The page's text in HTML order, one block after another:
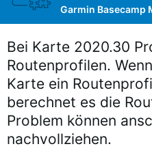
Garmin Basecamp
Bei Karte 2020.30
Routenprofilen.
Karte ein
berechnet es die
Problem können
nachvollziehen.